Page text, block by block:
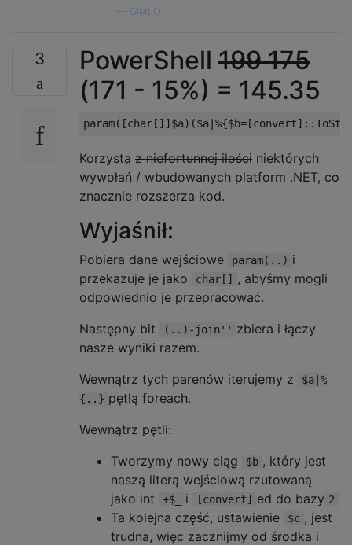
Glen O
3 PowerShell 199 175
(171 - 15%) = 145.35
Korzysta z niefortunnej ilości niektórych
wywołań / wbudowanych platform .NET, co
znacznie rozszerza kod.
Wyjaśnił:
Pobiera dane wejściowe param(..) i
przekazuje je jako
char[]
, abyśmy mogli
odpowiednio je przepracować.
Następny bit
(..)-join'' zbiera i łączy
nasze wyniki razem.
Wewnątrz tych parenów iterujemy z
$a|%
{..} pętlą foreach.
Wewnątrz pętli:
Tworzymy nowy ciąg
$b , który jest
naszą literą wejściową rzutowaną
jako int
+$_ i [convert] ed do bazy 2
Ta kolejna część, ustawienie $c , jest
trudna, więc zacznijmy od środka i